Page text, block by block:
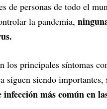
de personas de todo el
la pandemia,
los principales síntomas
siguen siendo importantes,
más común en